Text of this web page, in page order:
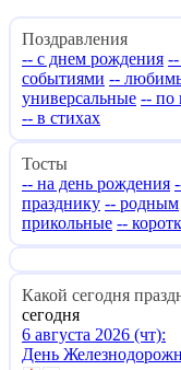
Поздравления
-- с днем рождения
событиями --
универсальные -- по
-- в стихах
Тосты
-- на день рождения
празднику -- родным
прикольные --
Какой сегодня
сегодня
6 августа 2026 (чт):
День